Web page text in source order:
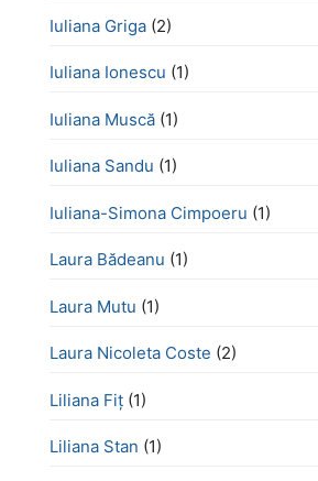
Iuliana Griga (2)
Iuliana Ionescu (1)
Iuliana Muscă (1)
Iuliana Sandu (1)
Iuliana-Simona Cimpoeru (1)
Laura Bădeanu (1)
Laura Mutu (1)
Laura Nicoleta Coste (2)
Liliana Fiț (1)
Liliana Stan (1)